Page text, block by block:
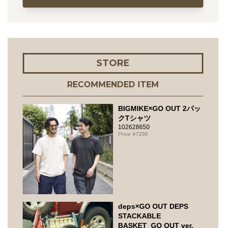
STORE
RECOMMENDED ITEM
BIGMIKE×GO OUT 2パッ
クTシャツ
102628650
7200
deps×GO OUT DEPS
STACKABLE
BASKET_GO OUT ver.